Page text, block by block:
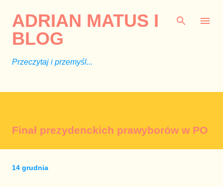
ADRIAN MATUS I
BLOG
Przeczytaj i przemyśl...
Finał prezydenckich prawyborów w PO
14 grudnia